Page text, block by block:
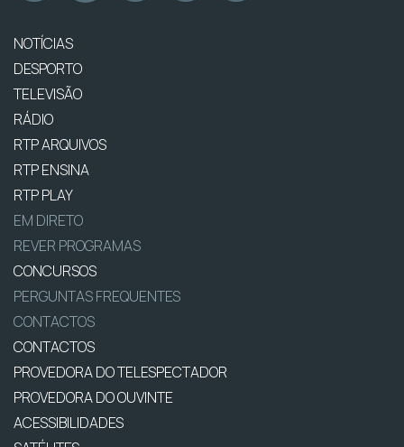
NOTÍCIAS
DESPORTO
TELEVISÃO
RÁDIO
RTP ARQUIVOS
RTP ENSINA
RTP PLAY
EM DIRETO
REVER PROGRAMAS
CONCURSOS
PERGUNTAS FREQUENTES
CONTACTOS
CONTACTOS
PROVEDORA DO TELESPECTADOR
PROVEDORA DO OUVINTE
ACESSIBILIDADES